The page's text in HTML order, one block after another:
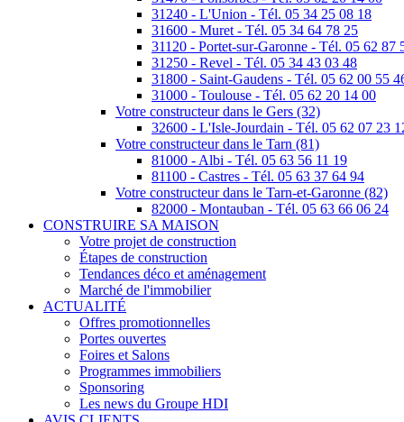
31240 - L'Union - Tél. 05 34 25 08 18
31600 - Muret - Tél. 05 34 64 78 25
31120 - Portet-sur-Garonne - Tél. 05 62 87
31250 - Revel - Tél. 05 34 43 03 48
31800 - Saint-Gaudens - Tél. 05 62 00 55
31000 - Toulouse - Tél. 05 62 20 14 00
Votre constructeur dans le Gers (32)
32600 - L'Isle-Jourdain - Tél. 05 62 07 23
Votre constructeur dans le Tarn (81)
81000 - Albi - Tél. 05 63 56 11 19
81100 - Castres - Tél. 05 63 37 64 94
Votre constructeur dans le Tarn-et-Garonne (82)
82000 - Montauban - Tél. 05 63 66 06 24
CONSTRUIRE SA MAISON
Votre projet de construction
Étapes de construction
Tendances déco et aménagement
Marché de l'immobilier
ACTUALITÉ
Offres promotionnelles
Portes ouvertes
Foires et Salons
Programmes immobiliers
Sponsoring
Les news du Groupe HDI